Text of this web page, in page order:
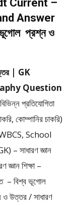
Current –
Answer
প্রশ্ন ও
| GK
Question
প্রতিযোগিতা
কোম্পানির চাকরি)
WBCS, School
– সাধারণ জ্ঞান
জ্ঞান শিক্ষা –
– বিশ্ব ভূগোল
ও উত্তর / সাধারণ